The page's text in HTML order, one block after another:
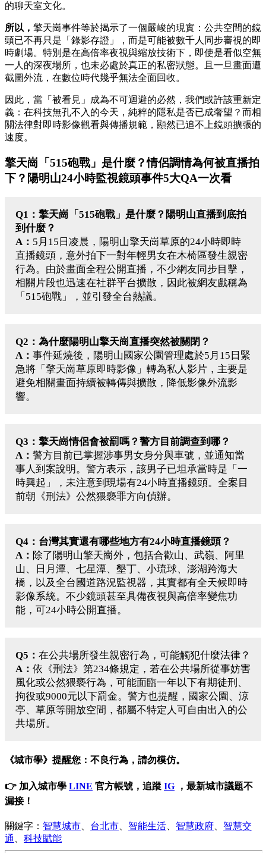
的聊天室文化。
所以， 擎天崗事件等於揭示了一個嚴峻的現實：公共空間的鏡
頭已不再只是「錄影存證」，而是可能被數千人同步審視的即
時劇場。特別是在高倍率夜視與縮放技術下，即使是看似空無
一人的深夜場所，也未必處於真正的私密狀態。且一旦畫面遭
截圖外流，在數位時代幾乎無法全面回收。
因此，當「被看見」成為不可迴避的必然，我們或許該重新定
義：在科技無孔不入的今天，純粹的隱私是否已成奢望？而相
關法律對即時影像觀看與傳播規範，顯然已追不上鏡頭擴張的
速度。
擎天崗「515砲戰」是什麼？情侶調情為何被直播拍
下？陽明山24小時監視鏡頭事件5大QA一次看
Q1：擎天崗「515砲戰」是什麼？陽明山直播到底拍
到什麼？
A： 5月15日凌晨，陽明山擎天崗草原的24小時即時
直播鏡頭，意外拍下一對年輕男女在木椅區發生親密
行為。由於畫面全程公開直播，不少網友同步目擊，
相關片段也迅速在社群平台擴散，因此被網友戲稱為
「515砲戰」，並引發全台熱議。
Q2：為什麼陽明山擎天崗直播突然被關閉？
A： 事件延燒後，陽明山國家公園管理處於5月15日緊
急將「擎天崗草原即時影像」轉為私人影片，主要是
避免相關畫面持續被轉傳與擴散，降低影像外流影
響。
Q3：擎天崗情侶會被罰嗎？警方目前調查到哪？
A： 警方目前已掌握涉事男女身分與車號，並通知當
事人到案說明。警方表示，該男子已坦承當時是「一
時興起」，未注意到現場有24小時直播鏡頭。全案目
前朝《刑法》公然猥褻罪方向偵辦。
Q4：台灣其實還有哪些地方有24小時直播鏡頭？
A： 除了陽明山擎天崗外，包括合歡山、武嶺、阿里
山、日月潭、七星潭、墾丁、小琉球、澎湖跨海大
橋，以及全台國道路況監視器，其實都有全天候即時
影像系統。不少鏡頭甚至具備夜視與高倍率變焦功
能，可24小時公開直播。
Q5： 在公共場所發生親密行為，可能觸犯什麼法律？
A： 依《刑法》第234條規定，若在公共場所從事妨害
風化或公然猥褻行為，可能面臨一年以下有期徒刑、
拘役或9000元以下罰金。警方也提醒，國家公園、涼
亭、草原等開放空間，都屬不特定人可自由出入的公
共場所。
《城市學》提醒您：不良行為，請勿模仿。
👉 加入城市學 LINE 官方帳號，追蹤 IG ，最新城市議題不
漏接！
關鍵字： 智慧城市 台北市 智能生活 智慧政府
智慧交
通
科技賦能